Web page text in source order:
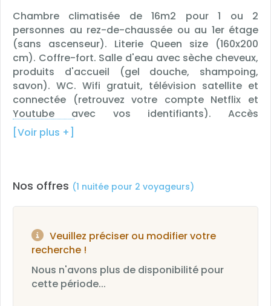
Chambre climatisée de 16m2 pour 1 ou 2
personnes au rez-de-chaussée ou au 1er étage
(sans ascenseur). Literie Queen size (160x200
cm). Coffre-fort. Salle d'eau avec sèche cheveux,
produits d'accueil (gel douche, shampoing,
savon). WC. Wifi gratuit, télévision satellite et
connectée (retrouvez votre compte Netflix et
Youtube avec vos identifiants). Accès
aux chaines Canal+, Canal Foot, Canal Sport,
Canal Sport 360, Canal Cinéma et Golf+. Plateau
[Voir plus +]
Nos offres (1 nuitée pour 2 voyageurs)
Veuillez préciser ou modifier votre
recherche !
Nous n'avons plus de disponibilité pour
cette période...